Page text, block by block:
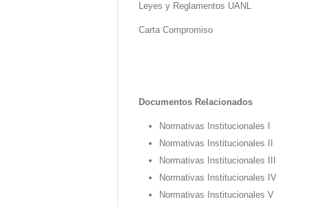
Leyes y Reglamentos UANL
Carta Compromiso
Documentos Relacionados
Normativas Institucionales I
Normativas Institucionales II
Normativas Institucionales III
Normativas Institucionales IV
Normativas Institucionales V